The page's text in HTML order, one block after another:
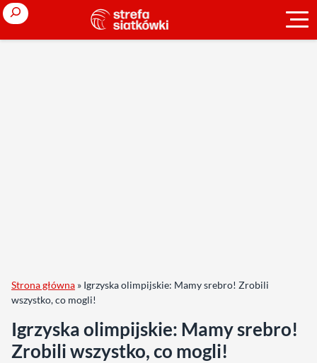
Search
Strona główna » Igrzyska olimpijskie: Mamy srebro! Zrobili
wszystko, co mogli!
Igrzyska olimpijskie: Mamy srebro!
Zrobili wszystko, co mogli!